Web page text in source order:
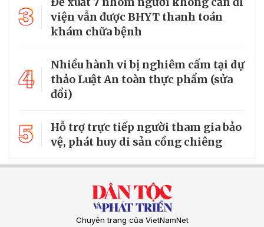
3
viện vẫn được BHYT thanh toán
khám chữa bệnh
4
Nhiều hành vi bị nghiêm cấm tại dự
thảo Luật An toàn thực phẩm (sửa
đổi)
5
Hỗ trợ trực tiếp người tham gia bảo
vệ, phát huy di sản cồng chiêng
Chuyên trang của VietNamNet